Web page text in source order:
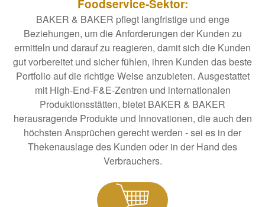
Foodservice-Sektor:
BAKER & BAKER pflegt langfristige und enge
Beziehungen, um die Anforderungen der Kunden zu
ermitteln und darauf zu reagieren, damit sich die Kunden
gut vorbereitet und sicher fühlen, ihren Kunden das beste
Portfolio auf die richtige Weise anzubieten. Ausgestattet
mit High-End-F&E-Zentren und internationalen
Produktionsstätten, bietet BAKER & BAKER
herausragende Produkte und Innovationen, die auch den
höchsten Ansprüchen gerecht werden - sei es in der
Thekenauslage des Kunden oder in der Hand des
Verbrauchers.